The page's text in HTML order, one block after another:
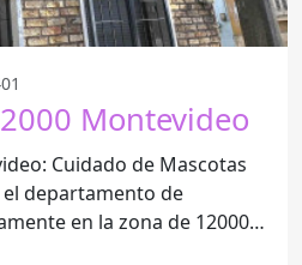
Montevideo
Cuidado de Mascotas
en la zona de 12000, y